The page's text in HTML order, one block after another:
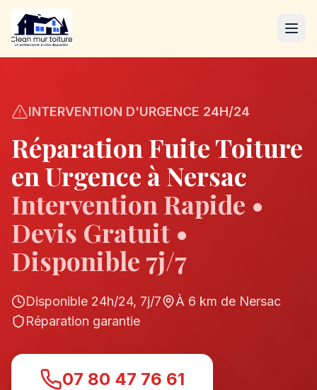
INTERVENTION D'URGENCE 24H/24
Réparation Fuite Toiture
en Urgence àNersac
Intervention Rapide •
Devis Gratuit •
Disponible 7j/7
Disponible 24h/24, 7j/7 À 6 km de Nersac
Réparation garantie
07 80 47 76 61